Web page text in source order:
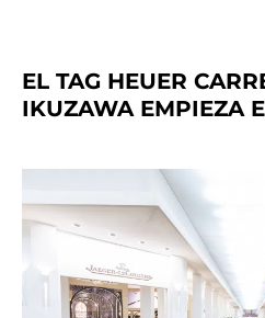
EL TAG HEUER
IKUZAWA EMPIEZA